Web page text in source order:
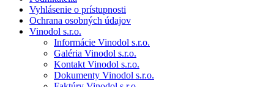
Vyhlásenie o prístupnosti
Ochrana osobných údajov
Vinodol s.r.o.
Informácie Vinodol s.r.o.
Galéria Vinodol s.r.o.
Kontakt Vinodol s.r.o.
Dokumenty Vinodol s.r.o.